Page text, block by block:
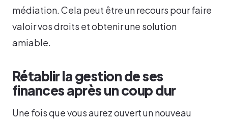
médiation. Cela peut être un recours pour faire
valoir vos droits et obtenir une solution
amiable.
Rétablir la gestion de ses
finances après un coup dur
Une fois que vous aurez ouvert un nouveau